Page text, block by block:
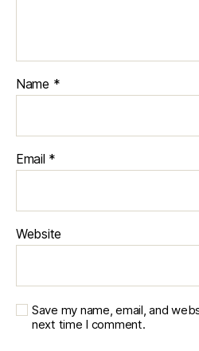
Name *
Email *
Website
Save my name, email, and
next time I comment.